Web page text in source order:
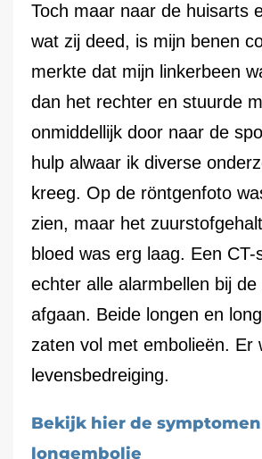
Toch maar naar de huisarts
wat zij deed, is mijn benen
merkte dat mijn linkerbeen
dan het rechter en stuurde
onmiddellijk door naar de
hulp alwaar ik diverse
kreeg. Op de röntgenfoto
zien, maar het
bloed was erg laag. Een CT-
echter alle alarmbellen bij de
afgaan. Beide longen en
zaten vol met embolieën. Er
levensbedreiging.
Bekijk hier de
longembolie